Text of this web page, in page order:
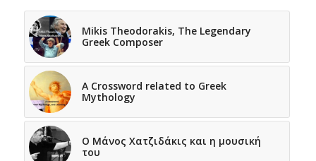
Mikis Theodorakis, The Legendary
Greek Composer
A Crossword related to Greek
Mythology
Ο Μάνος Χατζιδάκις και η μουσική
του